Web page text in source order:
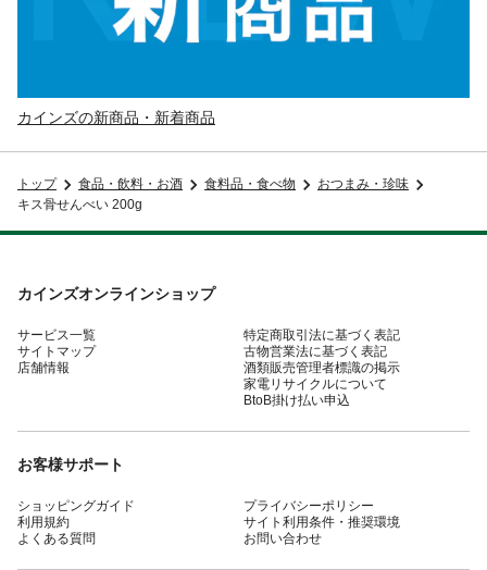
カインズの新商品・新着商品
トップ 食品・飲料・お酒 食料品・食べ物
おつまみ・珍味
キス骨せんべい 200g
カインズオンラインショップ
サービス一覧
サイトマップ
店舗情報
特定商取引法に基づく表記
古物営業法に基づく表記
酒類販売管理者標識の掲示
家電リサイクルについて
BtoB掛け払い申込
お客様サポート
ショッピングガイド
利用規約
よくある質問
プライバシーポリシー
サイト利用条件・推奨環境
お問い合わせ